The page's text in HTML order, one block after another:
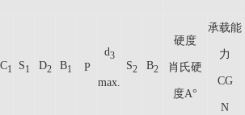
C1 S1 D2 B1 P
d3
max.
S2 B2
硬度
肖氏硬
度A°
承载能
力
CG
N